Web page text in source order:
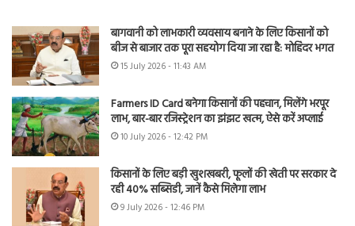
बागवानी को लाभकारी व्यवसाय बनाने के लिए किसानों को
बीज से बाजार तक पूरा सहयोग दिया जा रहा है: मोहिंदर भगत
15 July 2026 - 11:43 AM
Farmers ID Card बनेगा किसानों की पहचान, मिलेंगे भरपूर
लाभ, बार-बार रजिस्ट्रेशन का झंझट खत्म, ऐसे करें अप्लाई
10 July 2026 - 12:42 PM
किसानों के लिए बड़ी खुशखबरी, फूलों की खेती पर सरकार दे
रही 40% सब्सिडी, जानें कैसे मिलेगा लाभ
9 July 2026 - 12:46 PM